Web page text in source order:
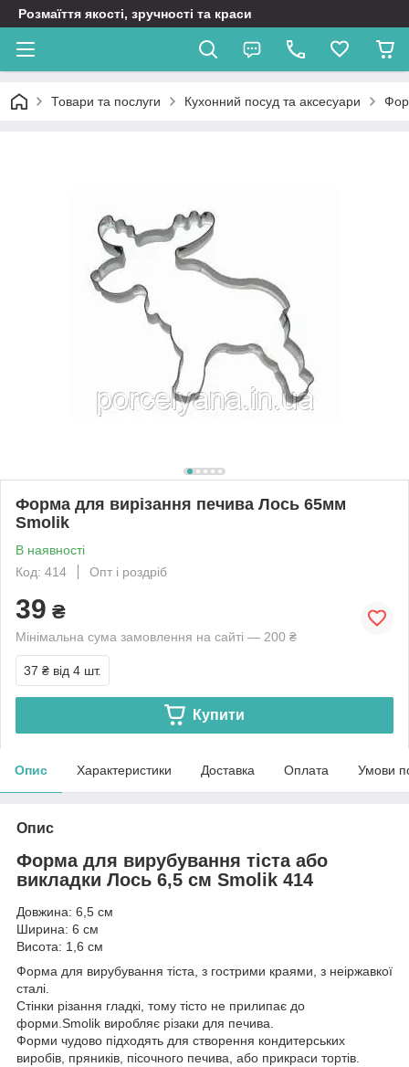
Розмаїття якості, зручності та краси
Товари та послуги Кухонний посуд та аксесуари
Форма для вирізання печива Лось 65мм
Smolik
В наявності
Код: 414
Опт і роздріб
39 ₴
Мінімальна сума замовлення на сайті — 200 ₴
37 ₴ від 4 шт.
Купити
Опис Характеристики Доставка Оплата Умови
Опис
Форма для вирубування тіста або
викладки Лось 6,5 см Smolik 414
Довжина: 6,5 см
Ширина: 6 см
Висота: 1,6 см
Форма для вирубування тіста, з гострими краями, з неіржавкої
сталі.
Стінки різання гладкі, тому тісто не прилипає до
форми.Smolik виробляє різаки для печива.
Форми чудово підходять для створення кондитерських
виробів, пряників, пісочного печива, або прикраси тортів.